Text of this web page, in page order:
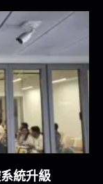
統升級